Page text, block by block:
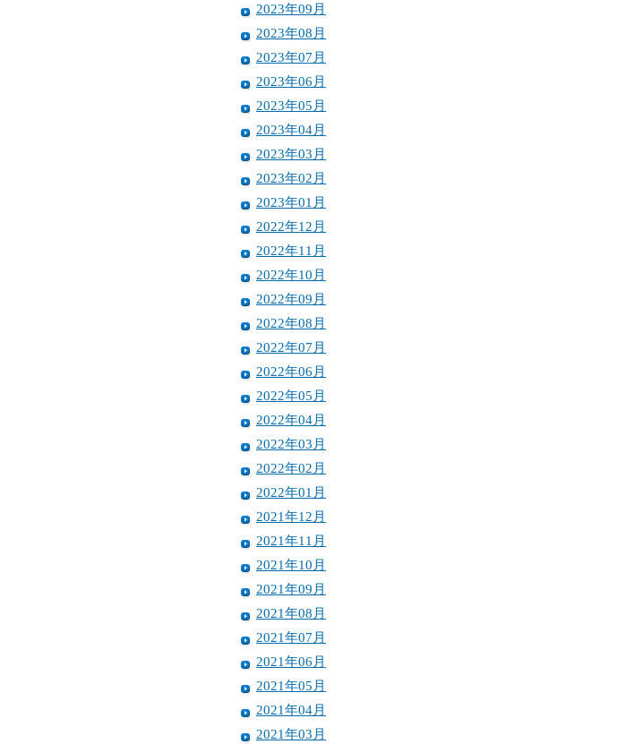
2023年09月
2023年08月
2023年07月
2023年06月
2023年05月
2023年04月
2023年03月
2023年02月
2023年01月
2022年12月
2022年11月
2022年10月
2022年09月
2022年08月
2022年07月
2022年06月
2022年05月
2022年04月
2022年03月
2022年02月
2022年01月
2021年12月
2021年11月
2021年10月
2021年09月
2021年08月
2021年07月
2021年06月
2021年05月
2021年04月
2021年03月